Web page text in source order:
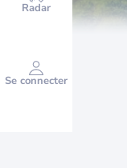
Radar
Se connecter